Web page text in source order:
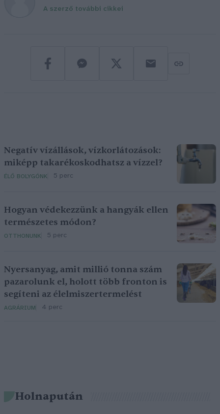
A szerző további cikkei
Negatív vízállások, vízkorlátozások:
miképp takarékoskodhatsz a vízzel?
ÉLŐ BOLYGÓNK 5 perc
Hogyan védekezzünk a hangyák ellen
természetes módon?
OTTHONUNK 5 perc
Nyersanyag, amit millió tonna szám
pazarolunk el, holott több fronton is
segíteni az élelmiszertermelést
AGRÁRIUM 4 perc
Holnapután